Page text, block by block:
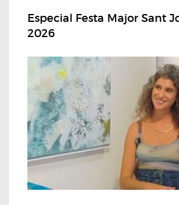
Especial Festa Major Sant
2026